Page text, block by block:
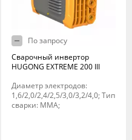
По запросу
Сварочный инвертор
HUGONG EXTREME 200 III
Диаметр электродов:
1,6/2,0/2,4/2,5/3,0/3,2/4,0; Тип
сварки: MMA;